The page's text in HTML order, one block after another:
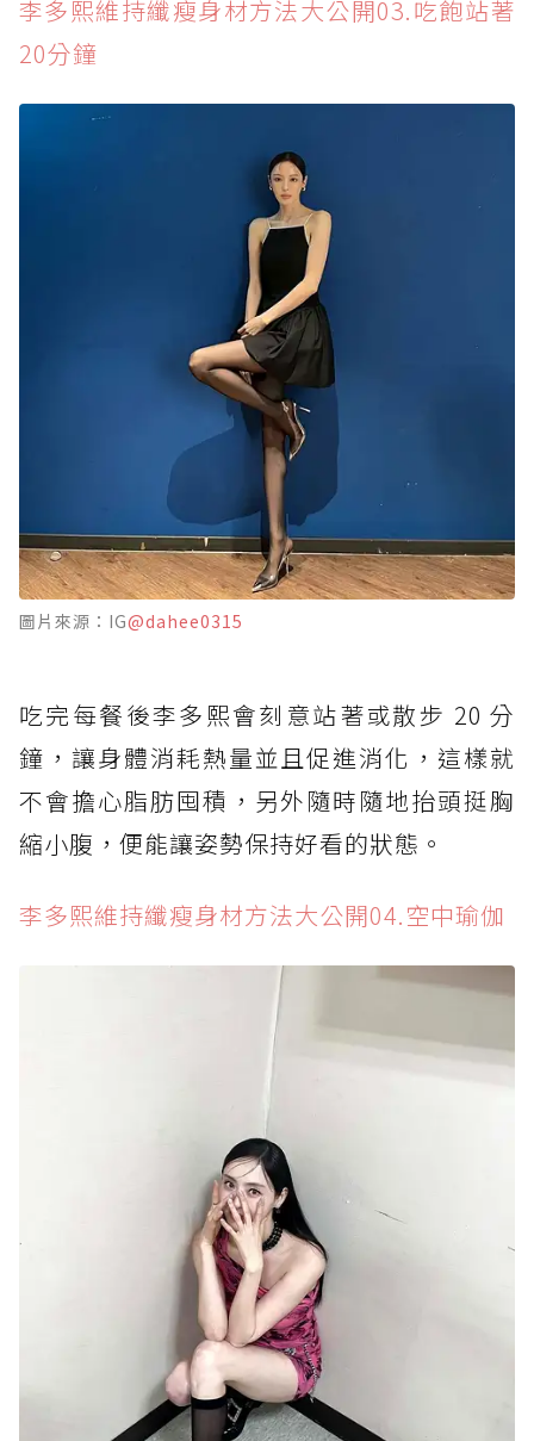
李多熙維持纖瘦身材方法大公開03.吃飽站著
20分鐘
圖片來源：IG@dahee0315
吃完每餐後李多熙會刻意站著或散步 20 分
鐘，讓身體消耗熱量並且促進消化，這樣就
不會擔心脂肪囤積，另外隨時隨地抬頭挺胸
縮小腹，便能讓姿勢保持好看的狀態。
李多熙維持纖瘦身材方法大公開04.空中瑜伽